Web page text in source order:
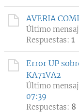
AVERIA
Último
Respuestas: 1
Error UP
KA71VA2
Último
07:39
Respuestas: 8